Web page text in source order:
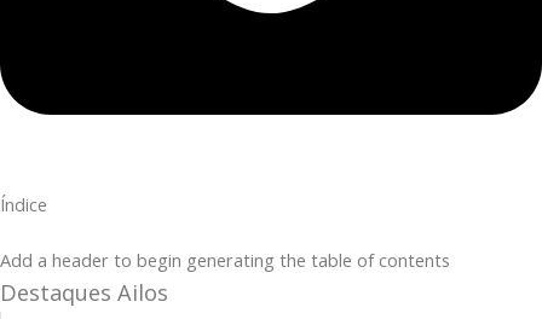
Índice
Add a header to begin generating the table of contents
Destaques Ailos